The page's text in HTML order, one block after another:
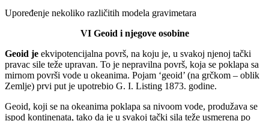
Upoređenje nekoliko različitih modela gravimetara
VI Geoid i njegove osobine
Geoid je ekvipotencijalna površ, na koju je, u svakoj njenoj tački
pravac sile teže upravan. To je nepravilna površ, koja se poklapa sa
mirnom površi vode u okeanima. Pojam ‘geoid’ (na grčkom – oblik
Zemlje) prvi put je upotrebio G. I. Listing 1873. godine.
Geoid, koji se na okeanima poklapa sa nivoom vode, produžava se
ispod kontinenata, tako da je u svakoj tački sila teže usmerena po